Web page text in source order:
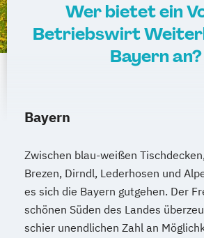
Wer bietet ein
Betriebswirt
Bayern an?
Bayern
Zwischen blau-weißen
Brezen, Dirndl, Lederhosen und
es sich die Bayern gutgehen. Der
schönen Süden des Landes
schier unendlichen Zahl an